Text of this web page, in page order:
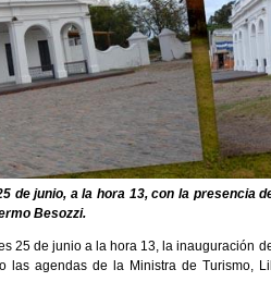
de junio, a la hora 13, con la presencia
Besozzi.
25 de junio a la hora 13, la inauguración
las agendas de la Ministra de Turismo,